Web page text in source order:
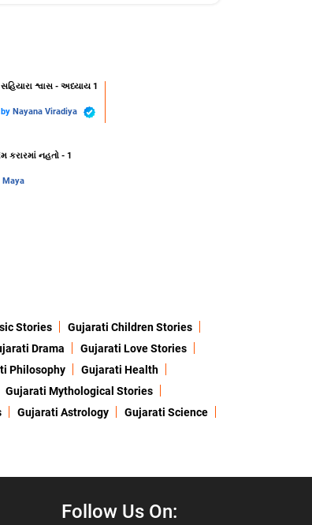
સહિયારા શ્વાસ - અધ્યાય 1
by Nayana Viradiya
કરારમાં નહતો - 1
Maya
Stories
Gujarati Children Stories
Drama
Gujarati Love Stories
Philosophy
Gujarati Health
Gujarati Mythological Stories
Gujarati Astrology
Gujarati Science
Follow Us On: